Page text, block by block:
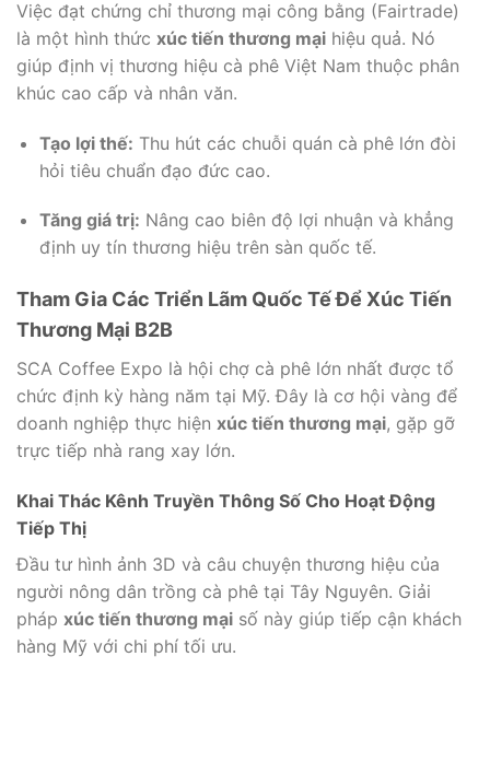
Việc đạt chứng chỉ thương mại công bằng (Fairtrade)
là một hình thức xúc tiến thương mại hiệu quả. Nó
giúp định vị thương hiệu cà phê Việt Nam thuộc phân
khúc cao cấp và nhân văn.
Tạo lợi thế: Thu hút các chuỗi quán cà phê lớn đòi
hỏi tiêu chuẩn đạo đức cao.
Tăng giá trị: Nâng cao biên độ lợi nhuận và khẳng
định uy tín thương hiệu trên sàn quốc tế.
Tham Gia Các Triển Lãm Quốc Tế Để Xúc Tiến
Thương Mại B2B
SCA Coffee Expo là hội chợ cà phê lớn nhất được tổ
chức định kỳ hàng năm tại Mỹ. Đây là cơ hội vàng để
doanh nghiệp thực hiện xúc tiến thương mại, gặp gỡ
trực tiếp nhà rang xay lớn.
Khai Thác Kênh Truyền Thông Số Cho Hoạt Động
Tiếp Thị
Đầu tư hình ảnh 3D và câu chuyện thương hiệu của
người nông dân trồng cà phê tại Tây Nguyên. Giải
pháp xúc tiến thương mại số này giúp tiếp cận khách
hàng Mỹ với chi phí tối ưu.